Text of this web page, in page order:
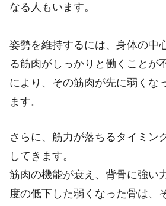
なる人もいます。
姿勢を維持するには、身体の中
る筋肉がしっかりと働くことが
により、その筋肉が先に弱くな
ます。
さらに、筋力が落ちるタイミン
してきます。
筋肉の機能が衰え、背骨に強い
度の低下した弱くなった骨は、